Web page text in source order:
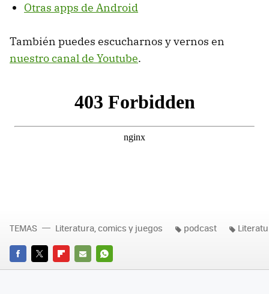
Otras apps de Android
También puedes escucharnos y vernos en
nuestro canal de Youtube.
FACEBOOK
TWITTERFLIPBOARD
E-
WHATSAPP
TEMAS Literatura, comics y juegos podcast